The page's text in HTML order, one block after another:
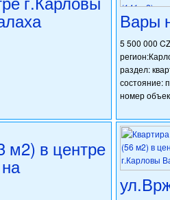
Вары
5 500 000
раздел:
состояние:
номер
м2) в центре